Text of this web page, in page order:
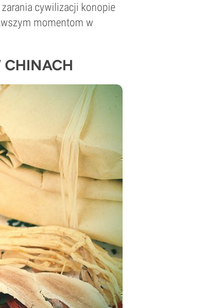
cywilizacji konopie
momentom w
CHINACH